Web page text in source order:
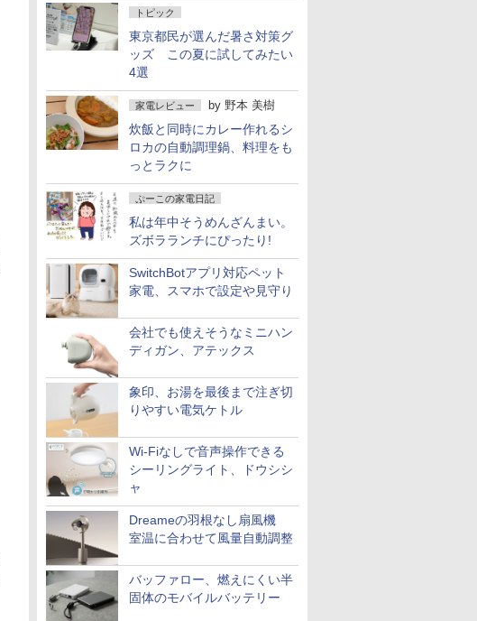
トピック
東京都民が選んだ暑さ対策グ
ッズ この夏に試してみたい
4選
家電レビュー by 野本 美樹
炊飯と同時にカレー作れるシ
ロカの自動調理鍋、料理をも
っとラクに
ぷーこの家電日記
私は年中そうめんざんまい。
ズボラランチにぴったり!
SwitchBotアプリ対応ペット
家電、スマホで設定や見守り
会社でも使えそうなミニハン
ディガン、アテックス
象印、お湯を最後まで注ぎ切
りやすい電気ケトル
Wi-Fiなしで音声操作できる
シーリングライト、ドウシシ
ャ
Dreameの羽根なし扇風機
室温に合わせて風量自動調整
バッファロー、燃えにくい半
固体のモバイルバッテリー